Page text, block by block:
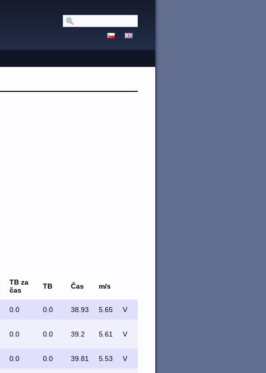
TB za
čas
TB Čas m/s
0.0 0.0 38.93 5.65 V
0.0 0.0 39.2 5.61 V
0.0 0.0 39.81 5.53 V